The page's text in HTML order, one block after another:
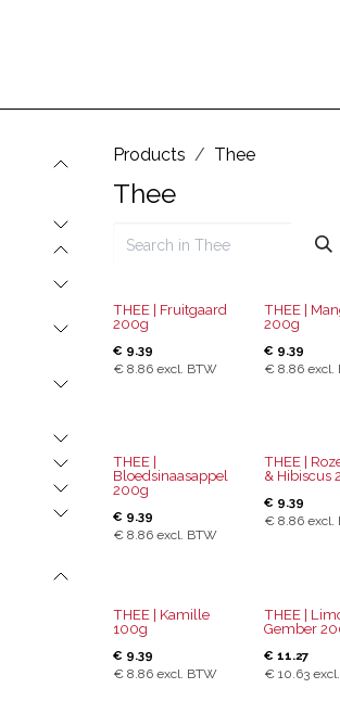
Products Thee
Thee
THEE | Fruitgaard
200g
€ 9.39
€ 8.86 excl. BTW
THEE |
200g
€ 9.39
€8.86 excl.
THEE |
Bloedsinaasappel
200g
€ 9.39
€ 8.86 excl. BTW
THEE |
& Hibiscus
€ 9.39
€8.86 excl.
THEE | Kamille
100g
€ 9.39
€ 8.86 excl. BTW
THEE |
Gember
€11.27
€10.63